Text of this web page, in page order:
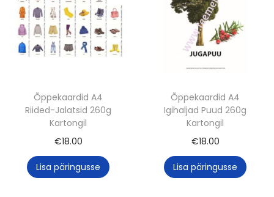
Õppekaardid A4
Riided-Jalatsid 260g
Kartongil
€18.00
Lisa päringusse
Õppekaardid A4
Igihaljad Puud 260g
Kartongil
€18.00
Lisa päringusse